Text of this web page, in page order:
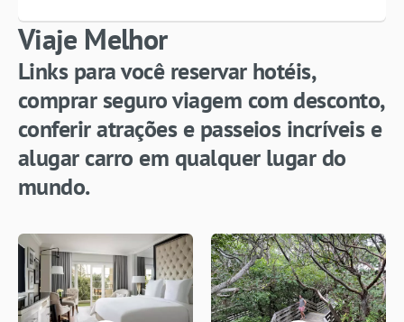
Viaje Melhor
Links para você reservar hotéis,
comprar seguro viagem com desconto,
conferir atrações e passeios incríveis e
alugar carro em qualquer lugar do
mundo.